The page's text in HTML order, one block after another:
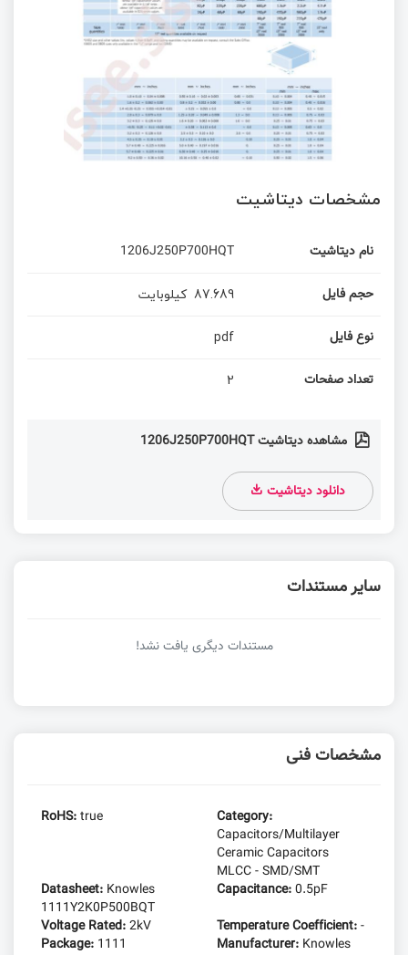
مشخصات دیتاشیت
نام دیتاشیت 1206J250P700HQT
حجم فایل 87.689 کیلوبایت
نوع فایل pdf
تعداد صفحات 2
مشاهده دیتاشیت 1206J250P700HQT
دانلود دیتاشیت
سایر مستندات
مستندات دیگری یافت نشد!
مشخصات فنی
RoHS:true
Category:
Capacitors/Multilayer
Ceramic Capacitors
MLCC - SMD/SMT
Datasheet: Knowles
1111Y2K0P500BQT
Capacitance:0.5pF
Voltage Rated:2kV Temperature Coefficient:-
Package: 1111 Manufacturer: Knowles